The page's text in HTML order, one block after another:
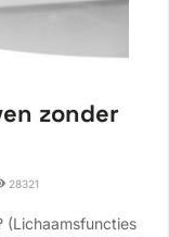
zonder
28321
(Lichaamsfuncties